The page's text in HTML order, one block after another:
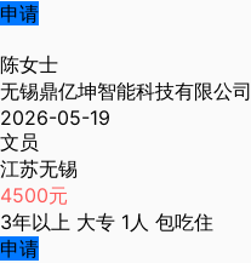
申请
陈女士
无锡鼎亿坤智能科技有限公司
2026-05-19
文员
江苏无锡
4500元
3年以上 大专 1人 包吃住
申请